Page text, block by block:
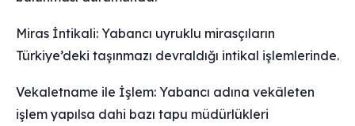
Miras İntikali: Yabancı uyruklu mirasçıların
Türkiye’deki taşınmazı devraldığı intikal işlemlerinde.
Vekaletname ile İşlem: Yabancı adına vekâleten
işlem yapılsa dahi bazı tapu müdürlükleri